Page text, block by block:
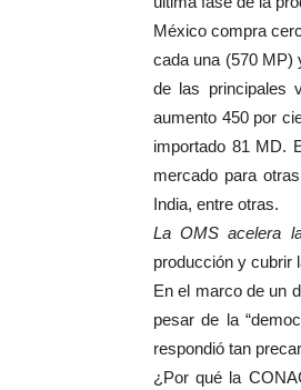
México compra
cada una (570 MP)
de las principales
aumento 450 por
importado 81 MD.
mercado para
India, entre otras.
La OMS acelera
producción y cubrir
En el marco de un
pesar de la
respondió tan
¿Por qué la